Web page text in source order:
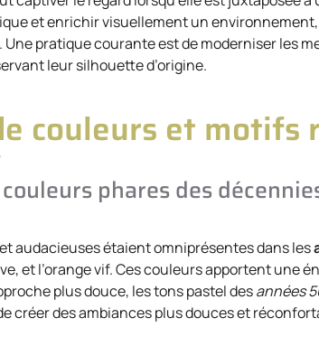
et enrichir visuellement un
Une pratique courante est de moderniser les
leur silhouette d’origine.
couleurs et motifs
phares des
et audacieuses étaient omniprésentes dans les
et l’orange vif. Ces couleurs apportent une
plus douce, les tons pastel desannées
créer des ambiances plus douces et